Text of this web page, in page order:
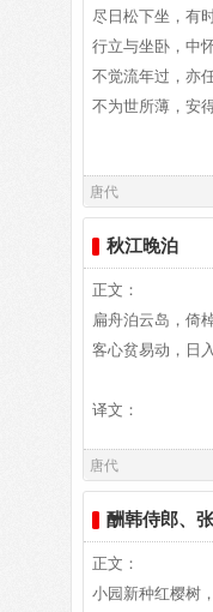
《卖炭翁》是《
下注：“苦宫市也
财物之一种弊政
（宫使）专司其
象化之手法，反
但仍然祝愿天气
到好价钱了。描
书其事，其意自
--引自李济洲编
云：“苦宫市也。
宫所需的物品，
无忌，连这种采
西两市及热闹街
索“进奉”的“门
居易祖籍山西、
易故居纪念馆坐
城南香山的琵琶
尽日松下坐，有
行立与坐卧，中
不觉流年过，亦
不为世所薄，安
我因为被权贵们
我有松下闲坐，
闷，一个“薄”字
咏叹。--引自李
唐代
秋江晚泊
正文：
扁舟泊云岛，倚
客心贫易动，日
译文：
作者介绍：
唐代
酬韩侍郎、
正文：
小园新种红樱树